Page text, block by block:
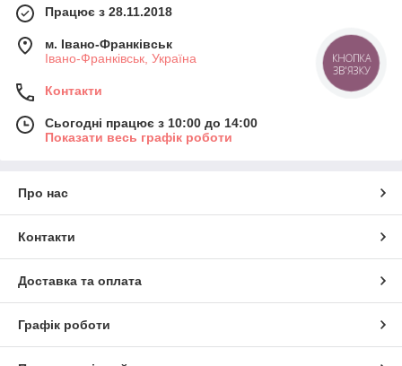
Працює з 28.11.2018
м. Івано-Франківськ
Івано-Франківськ, Україна
Контакти
Сьогодні працює з 10:00 до 14:00
Показати весь графік роботи
Про нас
Контакти
Доставка та оплата
Графік роботи
КНОПКА
ЗВ'ЯЗКУ